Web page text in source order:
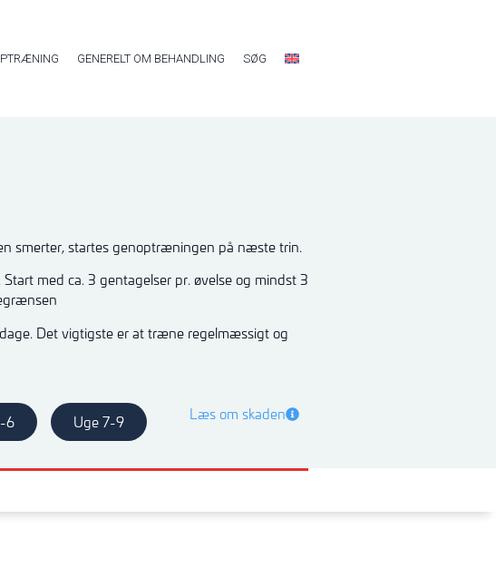
GENERELT OM BEHANDLING SØG
smerter, startes genoptræningen på næste trin.
med ca. 3 gentagelser pr. øvelse og mindst 3
Det vigtigste er at træne regelmæssigt og
6 Uge 7-9 Læs om skaden